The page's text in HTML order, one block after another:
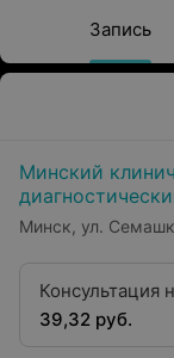
Запись
Минский
Минск, ул.
Консультация
39,32 руб.